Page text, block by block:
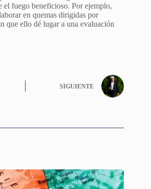
el fuego beneficioso. Por ejemplo,
en quemas dirigidas por
que ello dé lugar a una evaluación
SIGUIENTE